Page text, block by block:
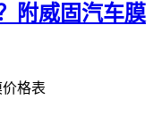
附威固汽车膜
格表